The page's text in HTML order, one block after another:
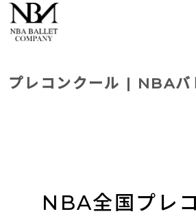
プレコンクール | NBAバ
NBA全国プレ